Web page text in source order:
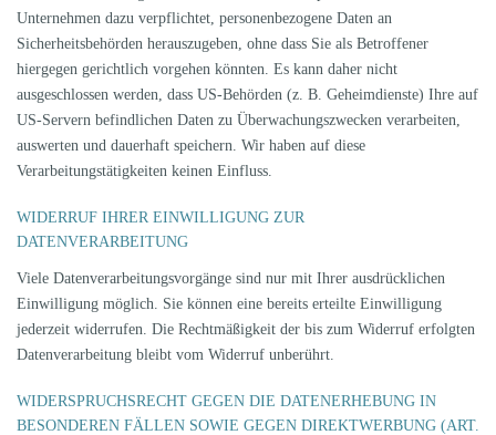
Unternehmen dazu verpflichtet, personenbezogene Daten an
Sicherheitsbehörden herauszugeben, ohne dass Sie als Betroffener
hiergegen gerichtlich vorgehen könnten. Es kann daher nicht
ausgeschlossen werden, dass US-Behörden (z. B. Geheimdienste) Ihre auf
US-Servern befindlichen Daten zu Überwachungszwecken verarbeiten,
auswerten und dauerhaft speichern. Wir haben auf diese
Verarbeitungstätigkeiten keinen Einfluss.
WIDERRUF IHRER EINWILLIGUNG ZUR
DATENVERARBEITUNG
Viele Datenverarbeitungsvorgänge sind nur mit Ihrer ausdrücklichen
Einwilligung möglich. Sie können eine bereits erteilte Einwilligung
jederzeit widerrufen. Die Rechtmäßigkeit der bis zum Widerruf erfolgten
Datenverarbeitung bleibt vom Widerruf unberührt.
WIDERSPRUCHSRECHT GEGEN DIE DATENERHEBUNG IN
BESONDEREN FÄLLEN SOWIE GEGEN DIREKTWERBUNG (ART.